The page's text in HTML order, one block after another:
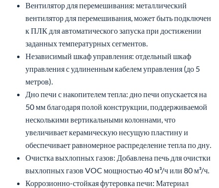
Вентилятор для перемешивания: металлический
вентилятор для перемешивания, может быть подключен
к ПЛК для автоматического запуска при достижении
заданных температурных сегментов.
Независимый шкаф управления: отдельный шкаф
управления с удлиненным кабелем управления (до 5
метров).
Дно печи с накопителем тепла: дно печи опускается на
50 мм благодаря полой конструкции, поддерживаемой
несколькими вертикальными колоннами, что
увеличивает керамическую несущую пластину и
обеспечивает равномерное распределение тепла по дну.
Очистка выхлопных газов: Добавлена печь для очистки
выхлопных газов VOC мощностью 40 м³/ч или 80 м³/ч.
Коррозионно-стойкая футеровка печи: Материал